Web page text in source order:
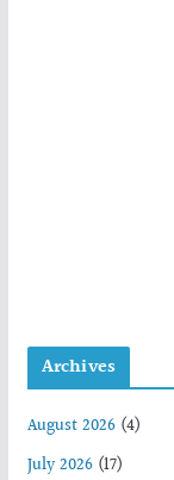
Archives
August 2026(4)
July 2026(17)